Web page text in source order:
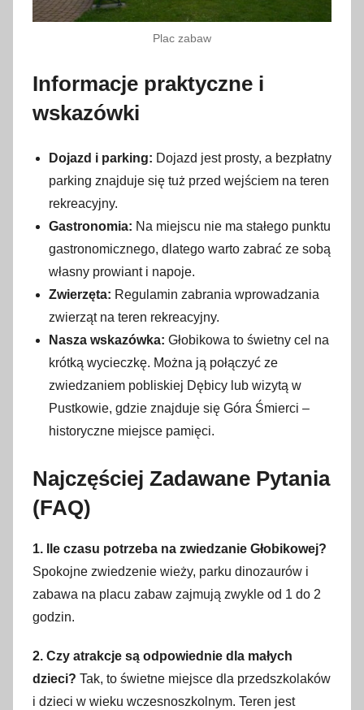
Plac zabaw
Informacje praktyczne i
wskazówki
Dojazd i parking: Dojazd jest prosty, a bezpłatny
parking znajduje się tuż przed wejściem na teren
rekreacyjny.
Gastronomia: Na miejscu nie ma stałego punktu
gastronomicznego, dlatego warto zabrać ze sobą
własny prowiant i napoje.
Zwierzęta: Regulamin zabrania wprowadzania
zwierząt na teren rekreacyjny.
Nasza wskazówka: Głobikowa to świetny cel na
krótką wycieczkę. Można ją połączyć ze
zwiedzaniem pobliskiej Dębicy lub wizytą w
Pustkowie, gdzie znajduje się Góra Śmierci –
historyczne miejsce pamięci.
Najczęściej Zadawane Pytania
(FAQ)
1. Ile czasu potrzeba na zwiedzanie Głobikowej?
Spokojne zwiedzenie wieży, parku dinozaurów i
zabawa na placu zabaw zajmują zwykle od 1 do 2
godzin.
2. Czy atrakcje są odpowiednie dla małych
dzieci? Tak, to świetne miejsce dla przedszkolaków
i dzieci w wieku wczesnoszkolnym. Teren jest